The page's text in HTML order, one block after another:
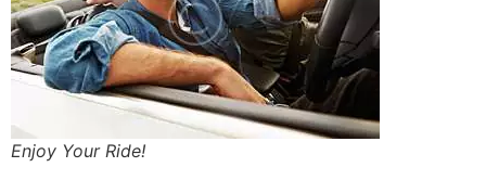
Enjoy Your Ride!